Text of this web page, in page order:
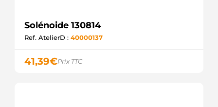
Solénoide 130814
Ref. AtelierD : 40000137
41,39€Prix TTC